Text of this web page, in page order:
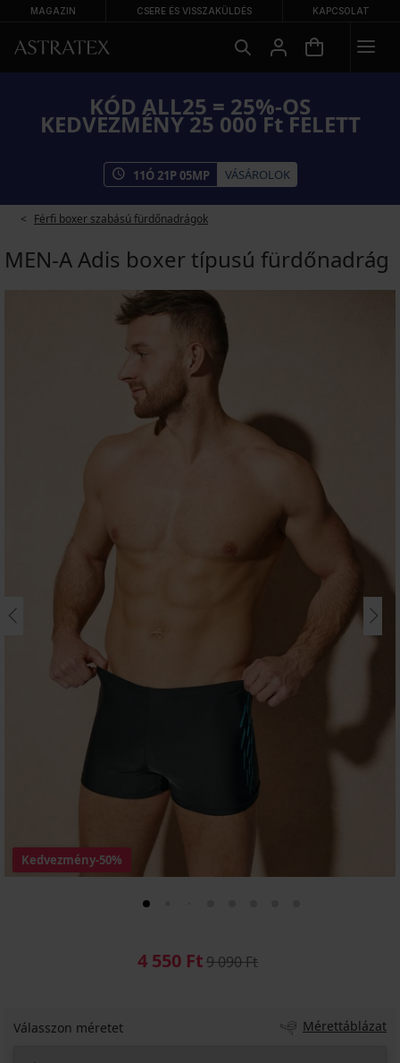
MAGAZIN CSERE ÉS VISSZAKÜLDÉS KAPCSOLAT
KÓD ALL25 = 25%-OS
KEDVEZMÉNY 25 000 Ft FELETT
11Ó21P05MP VÁSÁROLOK
Férfi boxer szabású fürdőnadrágok
MEN-A Adis boxer típusú fürdőnadrág
Kedvezmény-50%
4 550 Ft9 090 Ft
Válasszon méretet Mérettáblázat